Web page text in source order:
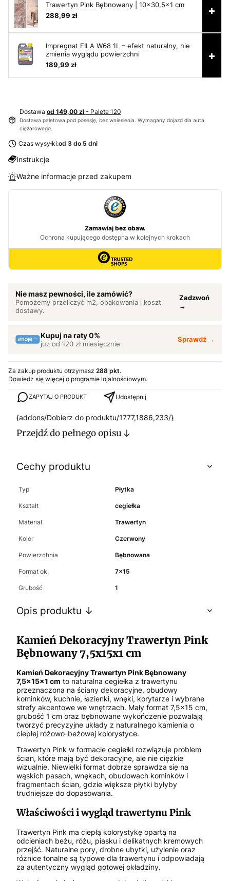
Trawertyn Pink Bębnowany | 10x30,5x1 cm
288,99 zł
+
Impregnat FILA W68 1L – efekt naturalny, nie
zmienia wyglądu powierzchni
189,99 zł
+
Dostawa od 149,00 zł- Paleta 120
Dostawa paletowa pod posesję, bez wniesienia. Wymagany dojazd dla auta
ciężarowego.
Czas wysyłki:od 3 do 5 dni
Instrukcje
Ważne informacje przed zakupem
Nie masz pewności, ile zamówić?
Pomożemy przeliczyć m2, opakowania i koszt
dostawy.
Zadzwoń
→
Kupuj na raty 0%
już od 120 zł miesięcznie
Sprawdź →
Za zakup produktu otrzymasz 288 pkt.
Dowiedz się więcej o programie lojalnościowym.
ZAPYTAJ O PRODUKT Udostępnij
{addons/Dobierz do produktu/1777,1886,233/}
Przejdź do pełnego opisu
Cechy produktu
Typ Płytka
Kształt cegiełka
Materiał Trawertyn
Kolor Czerwony
Powierzchnia Bębnowana
Format ok. 7x15
Grubość 1
Opis produktu ↓
Kamień Dekoracyjny Trawertyn Pink
Bębnowany 7,5x15x1 cm
Kamień Dekoracyjny Trawertyn Pink Bębnowany
7,5x15x1 cm to naturalna cegiełka z trawertynu
przeznaczona na ściany dekoracyjne, obudowy
kominków, kuchnie, łazienki, wnęki, korytarze i wybrane
strefy akcentowe we wnętrzach. Mały format 7,5x15 cm,
grubość 1 cm oraz bębnowane wykończenie pozwalają
tworzyć precyzyjne układy z naturalnego kamienia o
ciepłej różowo-beżowej kolorystyce.
Trawertyn Pink w formacie cegiełki rozwiązuje problem
ścian, które mają być dekoracyjne, ale nie ciężkie
wizualnie. Niewielki format dobrze sprawdza się na
wąskich pasach, wnękach, obudowach kominków i
fragmentach ścian, gdzie większe płytki byłyby
trudniejsze do dopasowania.
Właściwości i wygląd trawertynu Pink
Trawertyn Pink ma ciepłą kolorystykę opartą na
odcieniach beżu, różu, piasku i delikatnych kremowych
przejść. Naturalne pory, drobne ubytki, użylenie oraz
różnice tonalne są typowe dla trawertynu i odpowiadają
za autentyczny wygląd gotowej okładziny.